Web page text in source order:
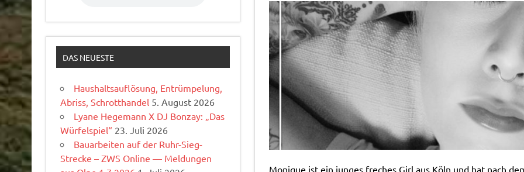
Monique ist ein junges freches Girl aus Köln und hat nach
DAS NEUESTE
Haushaltsauflösung, Entrümpelung,
Abriss, Schrotthandel 5. August 2026
Lyane Hegemann X DJ Bonzay: „Das
Würfelspiel“ 23. Juli 2026
Bauarbeiten auf der Ruhr-Sieg-
Strecke – ZWS Online — Meldungen